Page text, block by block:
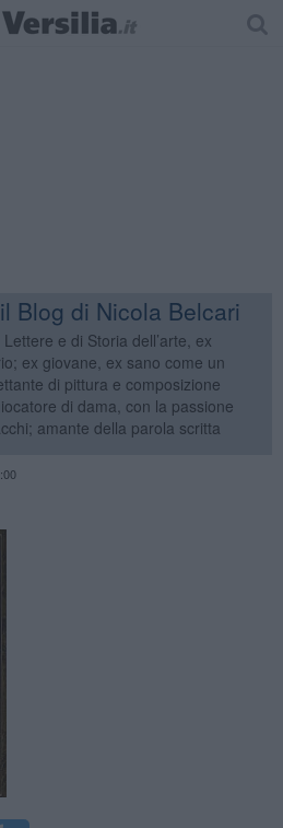
Blog di Nicola Belcari
e di Storia dell’arte, ex
ex giovane, ex sano come un
di pittura e composizione
di dama, con la passione
amante della parola scritta